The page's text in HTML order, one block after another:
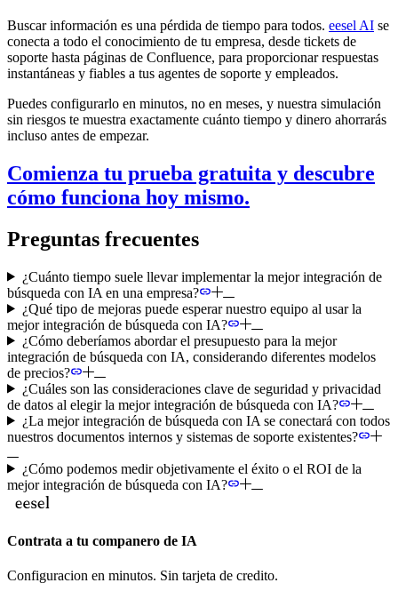
Buscar información es una pérdida de tiempo para todos. eesel AI se
conecta a todo el conocimiento de tu empresa, desde tickets de
soporte hasta páginas de Confluence, para proporcionar respuestas
instantáneas y fiables a tus agentes de soporte y empleados.
Puedes configurarlo en minutos, no en meses, y nuestra simulación
sin riesgos te muestra exactamente cuánto tiempo y dinero ahorrarás
incluso antes de empezar.
Comienza tu prueba gratuita y descubre
cómo funciona hoy mismo.
Preguntas frecuentes
¿Cuánto tiempo suele llevar implementar la mejor integración de
búsqueda con IA en una empresa?
¿Qué tipo de mejoras puede esperar nuestro equipo al usar la
mejor integración de búsqueda con IA?
¿Cómo deberíamos abordar el presupuesto para la mejor
integración de búsqueda con IA, considerando diferentes modelos
de precios?
¿Cuáles son las consideraciones clave de seguridad y privacidad
de datos al elegir la mejor integración de búsqueda con IA?
¿La mejor integración de búsqueda con IA se conectará con todos
nuestros documentos internos y sistemas de soporte existentes?
¿Cómo podemos medir objetivamente el éxito o el ROI de la
mejor integración de búsqueda con IA?
Contrata a tu companero de IA
Configuracion en minutos. Sin tarjeta de credito.